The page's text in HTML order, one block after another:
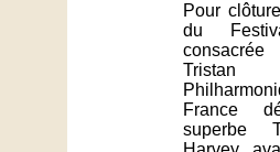
Pour
du
France
superbe